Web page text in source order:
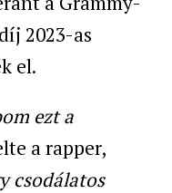
2023-as
el.
ezt a
a rapper,
csodálatos